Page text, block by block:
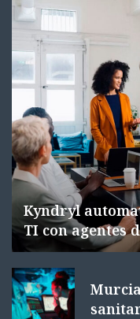
Kyndryl
TI con agentes